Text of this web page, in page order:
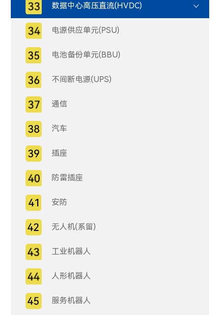
数据中心高压直流(HVDC)
电源供应单元(PSU)
电池备份单元(BBU)
不间断电源(UPS)
通信
汽车
插座
防雷插座
安防
无人机(系留)
工业机器人
人形机器人
服务机器人